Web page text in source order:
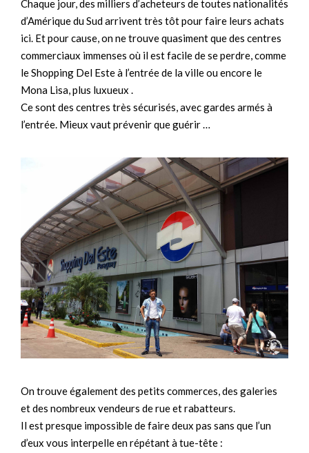
Chaque jour, des milliers d’acheteurs de toutes nationalités
d’Amérique du Sud arrivent très tôt pour faire leurs achats
ici. Et pour cause, on ne trouve quasiment que des centres
commerciaux immenses où il est facile de se perdre, comme
le Shopping Del Este à l’entrée de la ville ou encore le
Mona Lisa, plus luxueux .
Ce sont des centres très sécurisés, avec gardes armés à
l’entrée. Mieux vaut prévenir que guérir …
On trouve également des petits commerces, des galeries
et des nombreux vendeurs de rue et rabatteurs.
Il est presque impossible de faire deux pas sans que l’un
d’eux vous interpelle en répétant à tue-tête :